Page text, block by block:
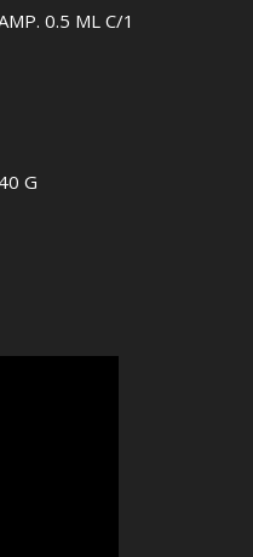
0.5 ML C/1
G